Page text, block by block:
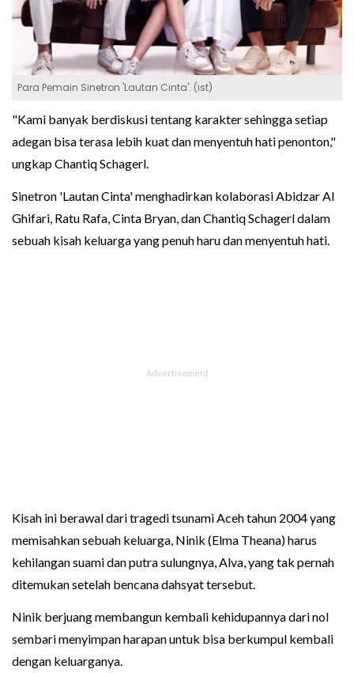
Para Pemain Sinetron 'Lautan Cinta'. (ist)
"Kami banyak berdiskusi tentang karakter sehingga setiap
adegan bisa terasa lebih kuat dan menyentuh hati penonton,"
ungkap Chantiq Schagerl.
Sinetron 'Lautan Cinta' menghadirkan kolaborasi Abidzar Al
Ghifari, Ratu Rafa, Cinta Bryan, dan Chantiq Schagerl dalam
sebuah kisah keluarga yang penuh haru dan menyentuh hati.
Kisah ini berawal dari tragedi tsunami Aceh tahun 2004 yang
memisahkan sebuah keluarga, Ninik (Elma Theana) harus
kehilangan suami dan putra sulungnya, Alva, yang tak pernah
ditemukan setelah bencana dahsyat tersebut.
Ninik berjuang membangun kembali kehidupannya dari nol
sembari menyimpan harapan untuk bisa berkumpul kembali
dengan keluarganya.